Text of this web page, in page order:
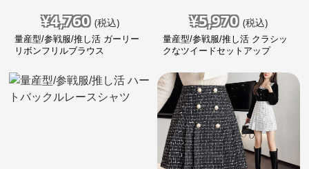
¥4,760 (税込)
量産型/参戦服/推し活 ガーリー
リボンフリルブラウス
¥5,970 (税込)
量産型/参戦服/推し活 クラシッ
クなツイードセットアップ